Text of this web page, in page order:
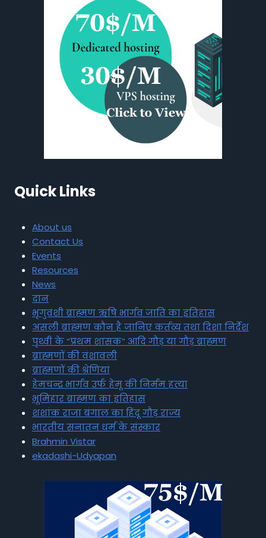
Quick Links
About us
Contact Us
Events
Resources
News
दान
भृगुवंशी ब्राह्मण ऋषि भार्गव जाति का इतिहास
असली ब्राह्मण कौन है जानिए कर्तव्य तथा दिशा निर्देश
पृथ्वी के “प्रथम शासक” आदि गौड़ या गौड़ ब्राह्मण
ब्राह्मणों की वंशावली
ब्राह्मणों की श्रेणियां
हेमचन्द्र भार्गव उर्फ हेमू की निर्मम हत्या
भूमिहार ब्राह्मण का इतिहास
शशांक राजा बंगाल का हिंदू गौड़ राज्य
भारतीय सनातन धर्म के संस्कार
Brahmin Vistar
ekadashi-Udyapan